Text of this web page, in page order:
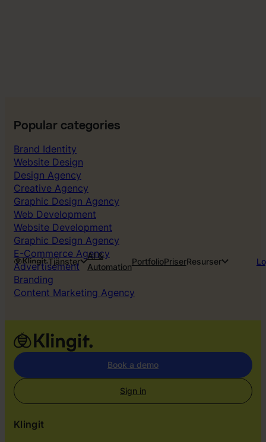
Tjänster
AI &
Automation
PortfolioPriserResurser
Popular categories
Brand Identity
Website Design
Design Agency
Creative Agency
Graphic Design Agency
Web Development
Website Development
Graphic Design Agency
E-Commerce Agency
Advertisement
Branding
Content Marketing Agency
Book a demo
Sign in
Klingit